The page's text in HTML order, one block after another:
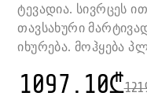
ტევადია. სივრცეს
თავსახური
იხურება. მოჰყება
1097.10₾